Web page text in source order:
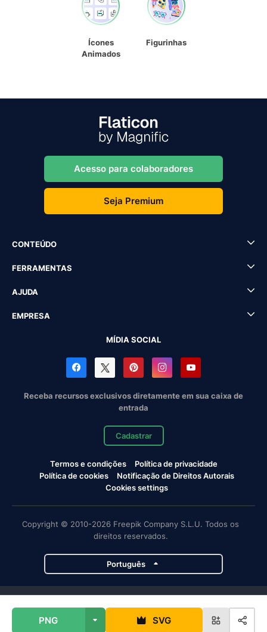
PNG SVG
Ícones
Animados
Figurinhas
Acesso para colaboradores
Seja Premium
CONTEÚDO
FERRAMENTAS
AJUDA
EMPRESA
MÍDIA SOCIAL
Receba recursos exclusivos diretamente em sua caixa de
entrada
Cadastrar
Termos e condições
Política de privacidade
Política de cookies
Notificação de Direitos Autorais
Cookies settings
Copyright © 2010-2026 Freepik Company S.L.U. Todos os
direitos reservados.
Português